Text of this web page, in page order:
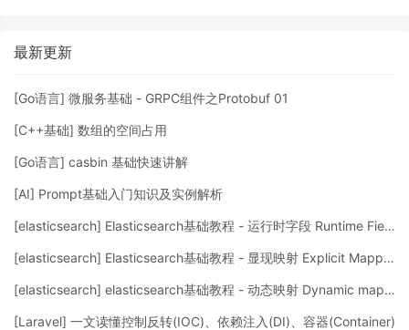
最新更新
[Go语言] 微服务基础 - GRPC组件之Protobuf 01
[C++基础] 数组的空间占用
[Go语言] casbin 基础快速讲解
[AI] Prompt基础入门知识及实例解析
[elasticsearch] Elasticsearch基础教程 - 运行时字段 Runtime Fields
[elasticsearch] Elasticsearch基础教程 - 显现映射 Explicit Mapping
[elasticsearch] elasticsearch基础教程 - 动态映射 Dynamic mapping
[Laravel] 一文读懂控制反转(IOC)、依赖注入(DI)、容器(Container)